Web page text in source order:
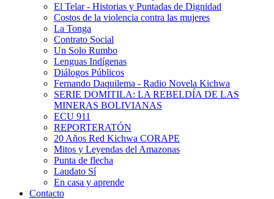
El Telar - Historias y Puntadas de Dignidad
Costos de la violencia contra las mujeres
La Tonga
Contrato Social
Un Solo Rumbo
Lenguas Indígenas
Diálogos Públicos
Fernando Daquilema - Radio Novela Kichwa
SERIE DOMITILA: LA REBELDÍA DE LAS
MINERAS BOLIVIANAS
ECU 911
REPORTERATÓN
20 Años Red Kichwa CORAPE
Mitos y Leyendas del Amazonas
Punta de flecha
Laudato Sí
En casa y aprende
Contacto